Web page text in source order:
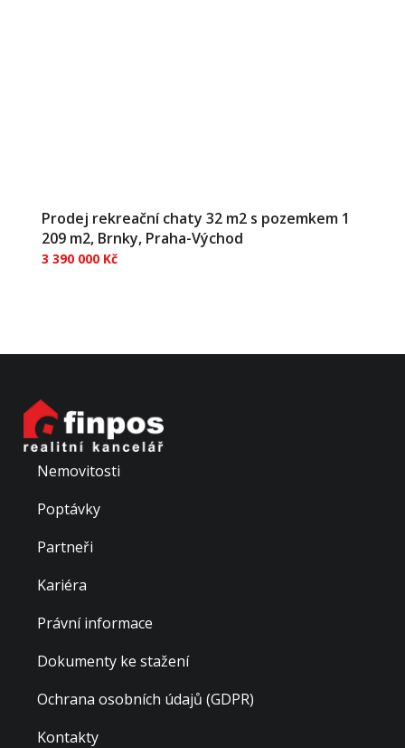
Prodej rekreační chaty 32 m2 s pozemkem 1
209 m2, Brnky, Praha-Východ
3 390 000 Kč
nedaleko Prahy. Jedná se o patrovou re...
Nemovitosti
Poptávky
Partneři
Kariéra
Právní informace
Dokumenty ke stažení
Ochrana osobních údajů (GDPR)
Kontakty